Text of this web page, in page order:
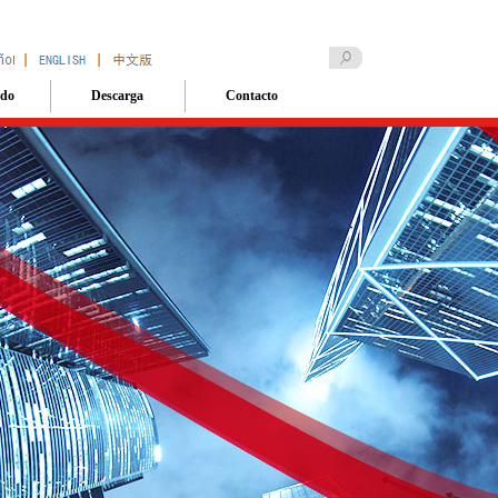
Descarga Contacto